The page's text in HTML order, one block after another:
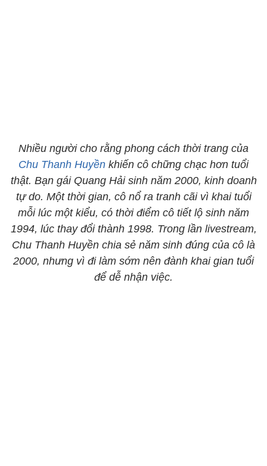
Nhiều người cho rằng phong cách thời trang của
Chu Thanh Huyền khiến cô chững chạc hơn tuổi
thật. Bạn gái Quang Hải sinh năm 2000, kinh doanh
tự do. Một thời gian, cô nổ ra tranh cãi vì khai tuổi
mỗi lúc một kiểu, có thời điểm cô tiết lộ sinh năm
1994, lúc thay đổi thành 1998. Trong lần livestream,
Chu Thanh Huyền chia sẻ năm sinh đúng của cô là
2000, nhưng vì đi làm sớm nên đành khai gian tuổi
để dễ nhận việc.